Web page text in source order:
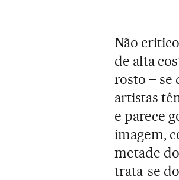
Não
de alta
rosto – se
artistas
e parece
imagem,
metade
trata-se